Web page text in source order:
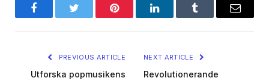
FacebookTwitter Pinterest LinkedInTumblr Email
PREVIOUS ARTICLE
Utforska popmusikens
NEXT ARTICLE
Revolutionerande